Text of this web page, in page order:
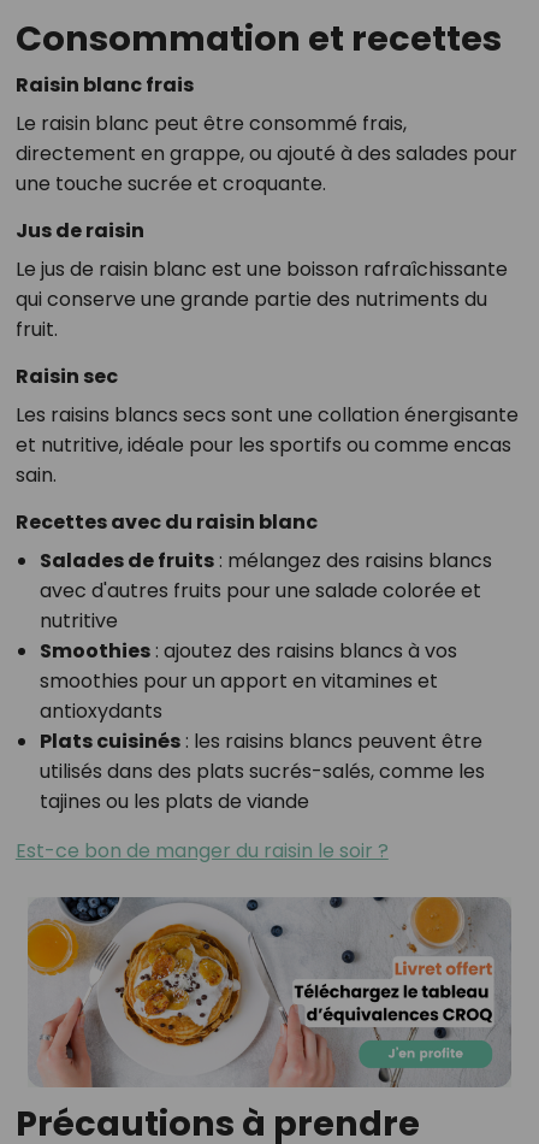
Consommation et recettes
Raisin blanc frais
Le raisin blanc peut être consommé frais,
directement en grappe, ou ajouté à des salades pour
une touche sucrée et croquante.
Jus de raisin
Le jus de raisin blanc est une boisson rafraîchissante
qui conserve une grande partie des nutriments du
fruit.
Raisin sec
Les raisins blancs secs sont une collation énergisante
et nutritive, idéale pour les sportifs ou comme encas
sain.
Recettes avec du raisin blanc
Salades de fruits: mélangez des raisins blancs
avec d'autres fruits pour une salade colorée et
nutritive
Smoothies: ajoutez des raisins blancs à vos
smoothies pour un apport en vitamines et
antioxydants
Plats cuisinés: les raisins blancs peuvent être
utilisés dans des plats sucrés-salés, comme les
tajines ou les plats de viande
Est-ce bon de manger du raisin le soir ?
Précautions à prendre